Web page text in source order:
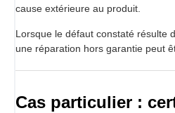
cause extérieure au produit.
Lorsque le défaut constaté résulte
une réparation hors garantie peut
Cas particulier :